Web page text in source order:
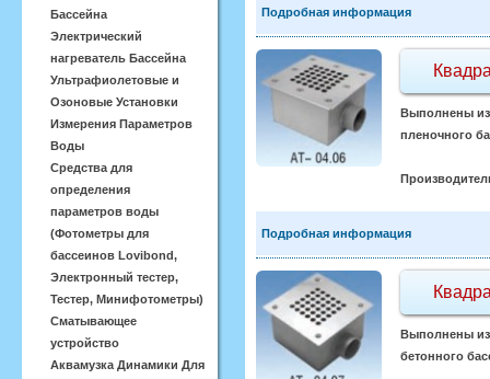
Бассейна
Электрический
нагреватель Бассейна
Ультрафиолетовые и
Озоновые Установки
Измерения Параметров
Воды
Средства для
определения
параметров воды
(Фотометры для
бассеинов Lovibond,
Электронный тестер,
Тестер, Минифотометры)
Сматывающее
устройство
Аквамузка Динамики Для
Подробная информация
Выполнены из
пленочного
Подробная информация
Выполнены из
бетонного